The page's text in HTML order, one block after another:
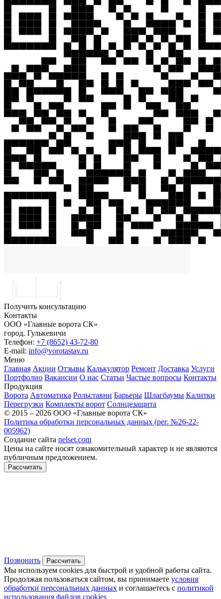
Получить консультацию
Контакты
ООО «Главные ворота СК»
город. Гулькевичи
Телефон: +7 (8652) 43-72-80
E-mail: info@vorotastav.ru
Меню
Главная Акции Отзывы Калькулятор Ремонт Доставка Услуги
Портфолио Вакансии О нас Статьи Частые вопросы Контакты
Продукция
Ворота Автоматика Рольставни Барьеры Шлагбаумы Калитки
Перегрузки Комплекты ворот Солнцезащита
© 2015 – 2026 ООО «Главные ворота СК»
Политика обработки персональных данных (рег. №26-22-
005962)
Создание сайта nelset.com
Цены на сайте носят ознакомительный характер и не являются
публичным предложением.
Рассчитать
Позвонить Рассчитать
Мы используем cookies для быстрой и удобной работы сайта.
Продолжая пользоваться сайтом, вы принимаете условия
обработки персональных данных и соглашаетесь с политикой
использования файлов cookies